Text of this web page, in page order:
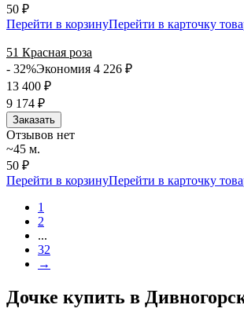
50 ₽
Перейти в корзинуПерейти в карточку
51 Красная роза
- 32%Экономия 4 226 ₽
13 400 ₽
9 174 ₽
Заказать
Отзывов нет
~45 м.
50 ₽
Перейти в корзинуПерейти в карточку
1
2
...
32
→
Дочке купить в